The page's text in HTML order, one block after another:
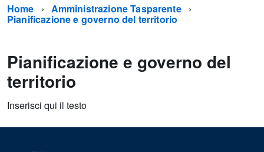
Home Amministrazione Tasparente
Pianificazione e governo del territorio
Pianificazione e governo del
territorio
Inserisci qui il testo